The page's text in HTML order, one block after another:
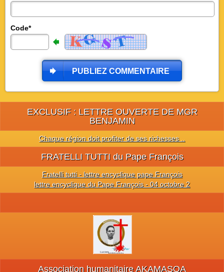
Code*
PUBLIEZ COMMENTAIRE
EXCLUSIF : LETTRE OUVERTE DE MGR
BENJAMIN
Chaque région doit profiter de ses richesses ..
FRATELLI TUTTI du Pape François
Fratelli tutti - lettre encyclique pape François
lettre encyclique du Pape François - 04 octobre 2
Association humanitaire AKAMASOA